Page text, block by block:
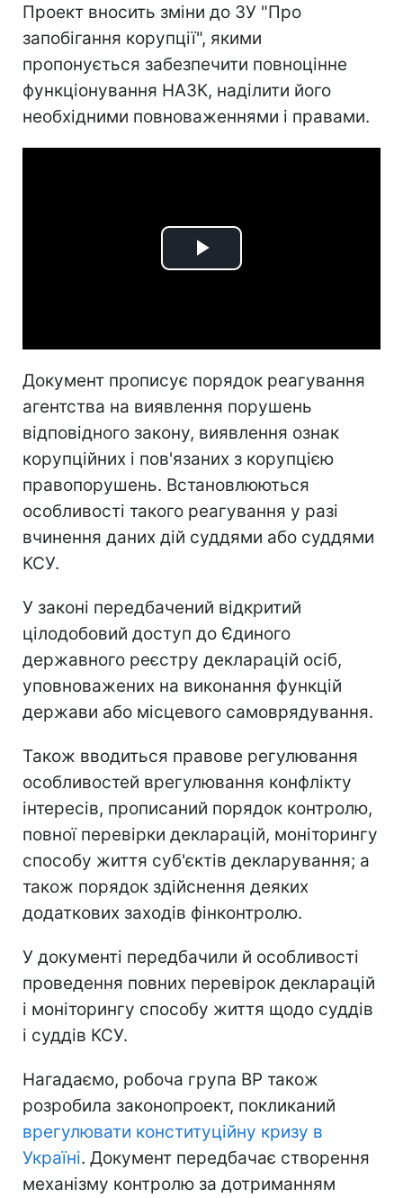
Проект вносить зміни до ЗУ "Про
запобігання корупції", якими
пропонується забезпечити повноцінне
функціонування НАЗК, наділити його
необхідними повноваженнями і правами.
Play
Документ прописує порядок реагування
агентства на виявлення порушень
відповідного закону, виявлення ознак
корупційних і пов'язаних з корупцією
правопорушень. Встановлюються
особливості такого реагування у разі
вчинення даних дій суддями або суддями
КСУ.
У законі передбачений відкритий
цілодобовий доступ до Єдиного
державного реєстру декларацій осіб,
уповноважених на виконання функцій
держави або місцевого самоврядування.
Також вводиться правове регулювання
особливостей врегулювання конфлікту
інтересів, прописаний порядок контролю,
повної перевірки декларацій, моніторингу
способу життя суб'єктів декларування; а
також порядок здійснення деяких
додаткових заходів фінконтролю.
У документі передбачили й особливості
проведення повних перевірок декларацій
і моніторингу способу життя щодо суддів
і суддів КСУ.
Нагадаємо, робоча група ВР також
розробила законопроект, покликаний
врегулювати конституційну кризу в
Україні. Документ передбачає створення
механізму контролю за дотриманням